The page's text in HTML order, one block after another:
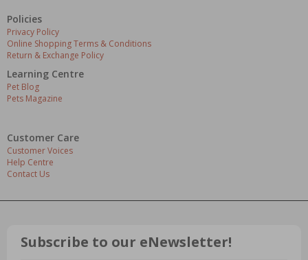
Policies
Privacy Policy
Online Shopping Terms & Conditions
Return & Exchange Policy
Learning Centre
Pet Blog
Pets Magazine
Customer Care
Customer Voices
Help Centre
Contact Us
Subscribe to our eNewsletter!